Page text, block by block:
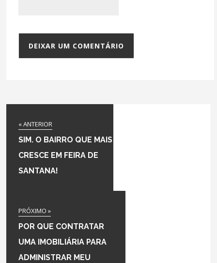
« ANTERIOR
SIM. O BAIRRO QUE MAIS
CRESCE EM FEIRA DE
SANTANA!
PRÓXIMO »
POR QUE CONTRATAR
UMA IMOBILIÁRIA PARA
ADMINISTRAR MEU